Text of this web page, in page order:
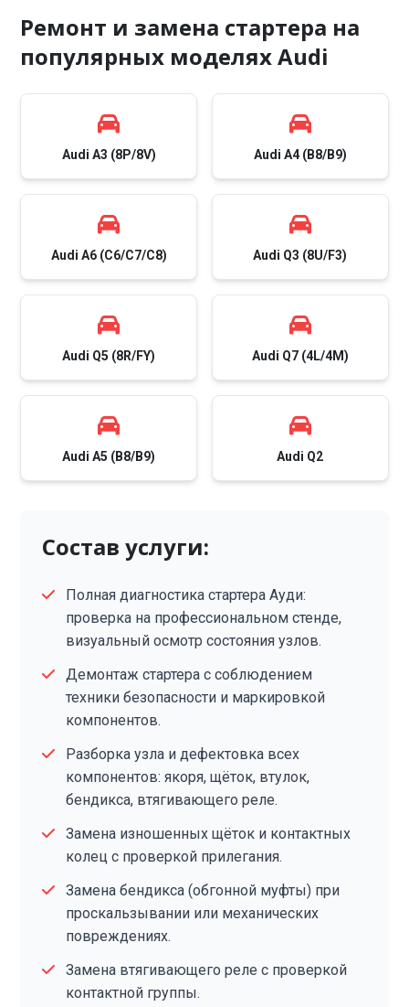
Ремонт и замена стартера на
популярных моделях Audi
Audi A3 (8P/8V) Audi A4 (B8/B9)
Audi A6 (C6/C7/C8) Audi Q3 (8U/F3)
Audi Q5 (8R/FY) Audi Q7 (4L/4M)
Audi A5 (B8/B9) Audi Q2
Состав услуги:
Полная диагностика стартера Ауди:
проверка на профессиональном стенде,
визуальный осмотр состояния узлов.
Демонтаж стартера с соблюдением
техники безопасности и маркировкой
компонентов.
Разборка узла и дефектовка всех
компонентов: якоря, щёток, втулок,
бендикса, втягивающего реле.
Замена изношенных щёток и контактных
колец с проверкой прилегания.
Замена бендикса (обгонной муфты) при
проскальзывании или механических
повреждениях.
Замена втягивающего реле с проверкой
контактной группы.